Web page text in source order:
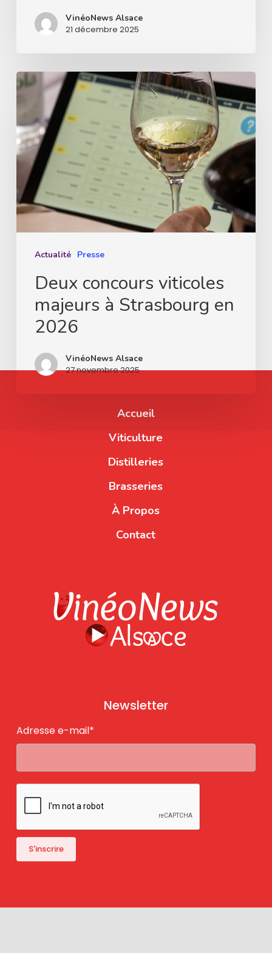
VinéoNews Alsace
21 décembre 2025
Actualité Presse
Deux
concours
viticoles
majeurs
à
Strasbourg
en
2026
Deux concours viticoles
majeurs à Strasbourg en
2026
VinéoNews Alsace
27 novembre 2025
Accueil
Viticulture
Distilleries
Brasseries
À Propos
Contact
Newsletter
Adresse e-mail*